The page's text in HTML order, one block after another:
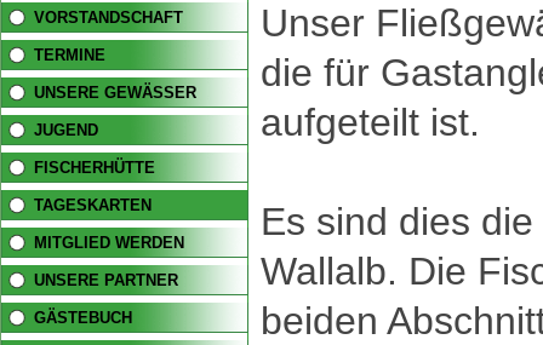
VORSTANDSCHAFT
TERMINE
UNSERE GEWÄSSER
JUGEND
FISCHERHÜTTE
TAGESKARTEN
MITGLIED WERDEN
UNSERE PARTNER
GÄSTEBUCH
Unser
die für
aufgeteilt ist.
Es sind dies die
Wallalb. Die
beiden